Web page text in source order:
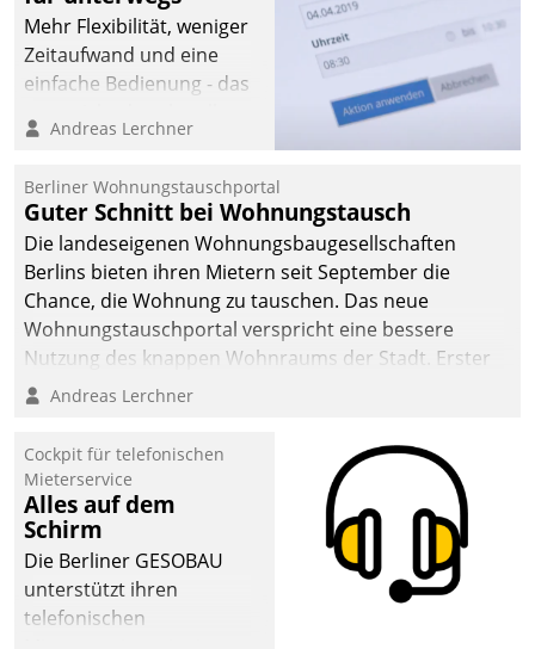
Mehr Flexibilität, weniger
Zeitaufwand und eine
einfache Bedienung - das
Cockpit für mobile
Datatrain. Die meravis
Wohnungsbau- und
Immobilien GmbH hat
sich dabei für den Betrieb
der Lösung über die SAP
Cloud Platform
entschieden - als erstes
Unternehmen am
Andreas Lerchner
Berliner Wohnungstauschportal
Guter Schnitt bei Wohnungstausch
Die landeseigenen Wohnungsbaugesellschaften
Berlins bieten ihren Mietern seit September die
Chance, die Wohnung zu tauschen. Das neue
Wohnungstauschportal verspricht eine bessere
Nutzung des knappen Wohnraums der Stadt. Erster
Anwendungsfall für Datatrains Lösung API-Hub mit
Unternehmen.
Andreas Lerchner
Cockpit für telefonischen
Mieterservice
Alles auf dem
Schirm
Die Berliner GESOBAU
unterstützt ihren
telefonischen